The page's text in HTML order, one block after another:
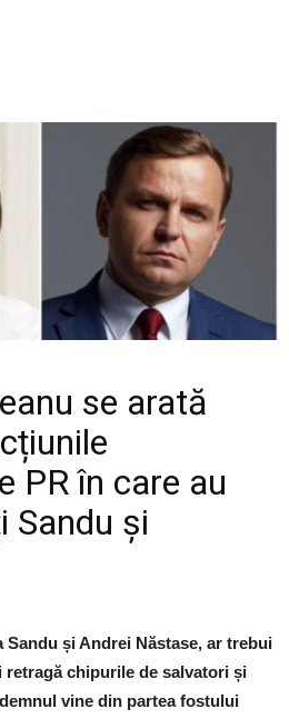
se arată
PR în care au
Sandu și
Sandu și Andrei Năstase, ar trebui
retragă chipurile de salvatori și
vine din partea fostului